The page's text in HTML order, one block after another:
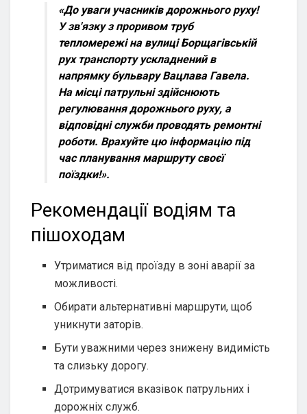
«До уваги учасників дорожнього руху!
У зв'язку з проривом труб
тепломережі на вулиці Борщагівській
рух транспорту ускладнений в
напрямку бульвару Вацлава Гавела.
На місці патрульні здійснюють
регулювання дорожнього руху, а
відповідні служби проводять ремонтні
роботи. Врахуйте цю інформацію під
час планування маршруту своєї
поїздки!».
Рекомендації водіям та
пішоходам
Утриматися від проїзду в зоні аварії за
можливості.
Обирати альтернативні маршрути, щоб
уникнути заторів.
Бути уважними через знижену видимість
та слизьку дорогу.
Дотримуватися вказівок патрульних і
дорожніх служб.